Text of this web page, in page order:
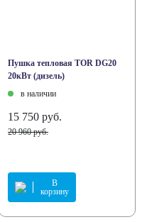
Пушка тепловая TOR DG20
20кВт (дизель)
в наличии
15 750 руб.
20 960 руб.
В
корзину